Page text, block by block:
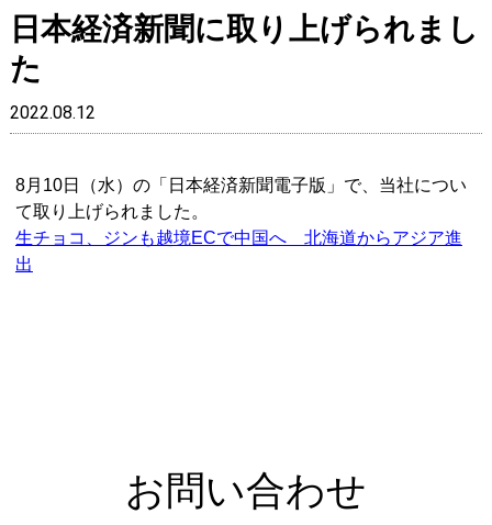
日本経済新聞に取り上げられまし
た
2022.08.12
8月10日（水）の「日本経済新聞電子版」で、当社につい
て取り上げられました。
生チョコ、ジンも越境ECで中国へ 北海道からアジア進
出
お問い合わせ